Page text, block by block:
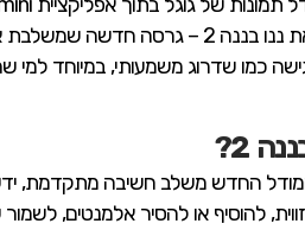
אתמול, גוגל שחררה את ננו
כמו שדרוג משמעותי, במיוחד למי
2?
החדש משלב חשיבה מתקדמת,
להוסיף או להסיר אלמנטים,